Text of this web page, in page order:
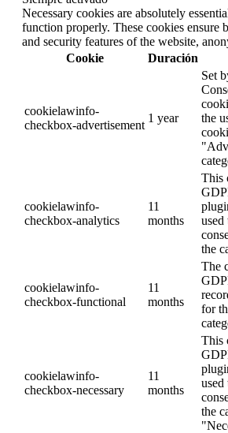
Necessary cookies are absolutely
function properly. These cookies ensure
and security features of the website,
Cookie
Duración
cookielawinfo-
checkbox-advertisement
1 year
Set
the
cookielawinfo-
checkbox-analytics
11
months
This
used
the
cookielawinfo-
checkbox-functional
11
months
The
for
cookielawinfo-
checkbox-necessary
11
months
This
used
the